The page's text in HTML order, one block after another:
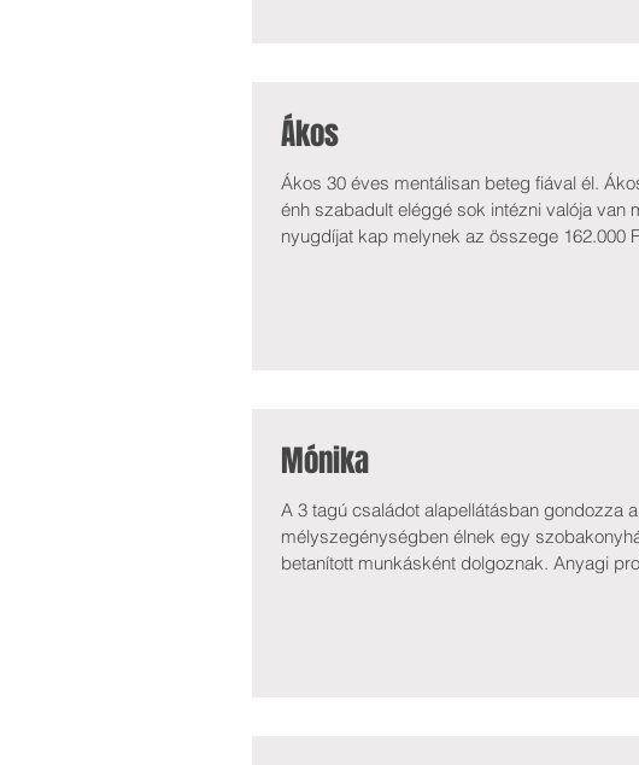
Ákos
Ákos 30 éves mentálisan beteg fiával él.
énh szabadult eléggé sok intézni valója van
nyugdíjat kap melynek az összege 162.000
Mónika
A 3 tagú családot alapellátásban gondozza
mélyszegénységben élnek egy
betanított munkásként dolgoznak. Anyagi